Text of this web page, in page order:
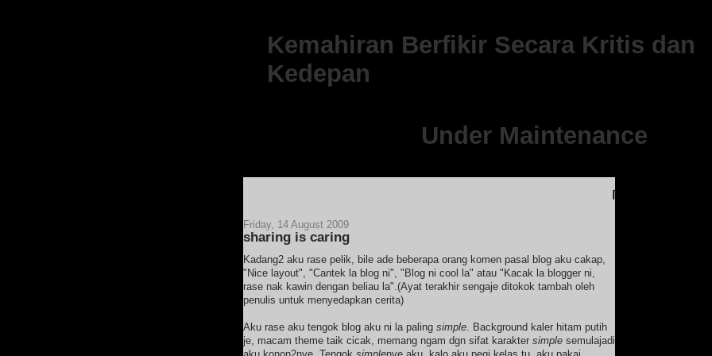
Kemahiran Berfikir Secara Kritis dan
Kedepan
Under Maintenance
Sample PERCUMA
Friday, 14 August 2009
sharing is caring
Kadang2 aku rase pelik, bile ade beberapa orang komen pasal blog aku cakap,
"Nice layout", "Cantek la blog ni", "Blog ni cool la" atau "Kacak la blogger ni,
rase nak kawin dengan beliau la".(Ayat terakhir sengaje ditokok tambah oleh
penulis untuk menyedapkan cerita)
Aku rase aku tengok blog aku ni la paling simple . Background kaler hitam putih
je, macam theme taik cicak, memang ngam dgn sifat karakter simple semulajadi